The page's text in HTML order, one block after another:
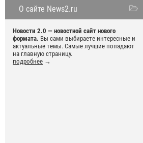
О сайте News2.ru
Новости 2.0 — новостной сайт нового
формата. Вы сами выбираете интересные и
актуальные темы. Самые лучшие попадают
на главную страницу.
подробнее →